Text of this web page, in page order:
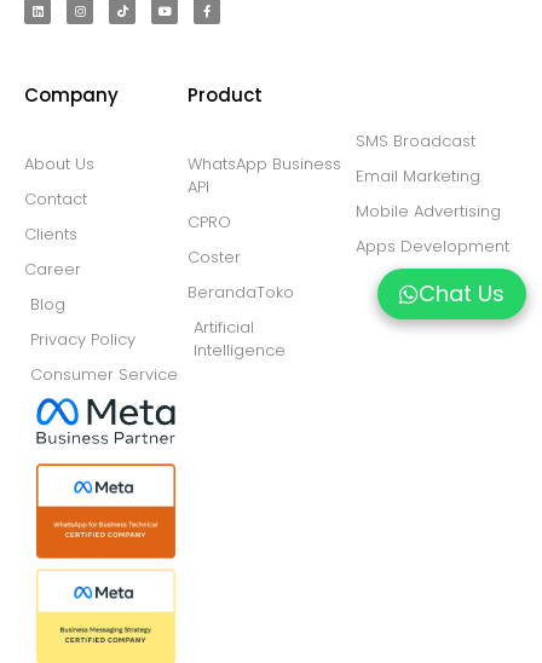
Company
About Us
Contact
Clients
Career
Blog
Privacy Policy
Consumer Service
Product
WhatsApp Business
API
CPRO
Coster
BerandaToko
Artificial
Intelligence
SMS Broadcast
Email Marketing
Mobile Advertising
Apps Development
Chat Us